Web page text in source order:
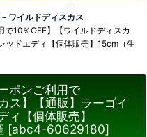
ワイルドディスカス
10％OFF】【ワイルドディスカ
ッドエディ【個体販売】15cm（生
ポンご利用で
ス】【通販】ラーゴイ
【個体販売】
[abc4-60629180]